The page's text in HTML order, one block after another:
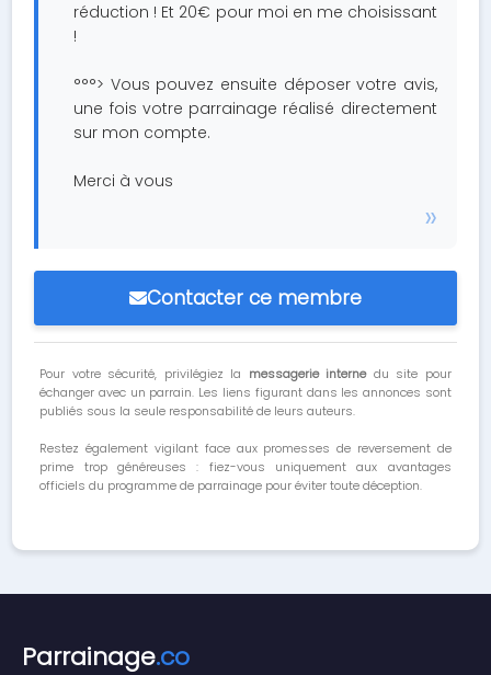
réduction ! Et 20€ pour moi en me choisissant
!
°°°> Vous pouvez ensuite déposer votre avis,
une fois votre parrainage réalisé directement
sur mon compte.
Merci à vous
Contacter ce membre
Pour votre sécurité, privilégiez la messagerie internedu site pour
échanger avec un parrain. Les liens figurant dans les annonces sont
publiés sous la seule responsabilité de leurs auteurs.
Restez également vigilant face aux promesses de reversement de
prime trop généreuses : fiez-vous uniquement aux avantages
officiels du programme de parrainage pour éviter toute déception.
Parrainage.co